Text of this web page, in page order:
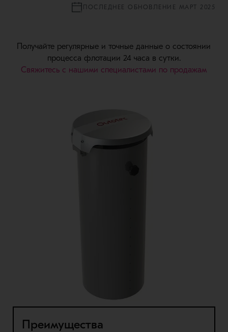
ПОСЛЕДНЕЕ ОБНОВЛЕНИЕ МАРТ 2025
Получайте регулярные и точные данные о состоянии
процесса флотации 24 часа в сутки.
Свяжитесь с нашими специалистами по продажам
Преимущества